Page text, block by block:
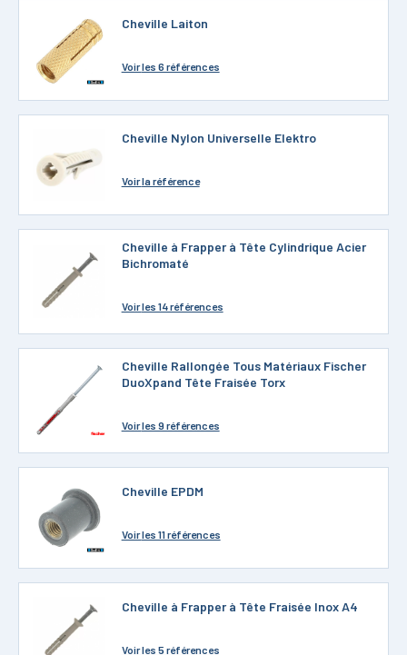
Cheville Laiton
Voirles 6 références
Cheville Nylon Universelle Elektro
Voirla référence
Cheville à Frapper à Tête Cylindrique Acier
Bichromaté
Voirles 14 références
Cheville Rallongée Tous Matériaux Fischer
DuoXpand Tête Fraisée Torx
Voirles 9 références
Cheville EPDM
Voirles 11 références
Cheville à Frapper à Tête Fraisée Inox A4
Voirles 5 références